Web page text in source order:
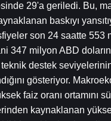
29'a geriledi. Bu,
baskıyı
son 24 saatte 553
347 milyon ABD
destek
gösteriyor.
faiz oranı ortamını
kaynaklanan